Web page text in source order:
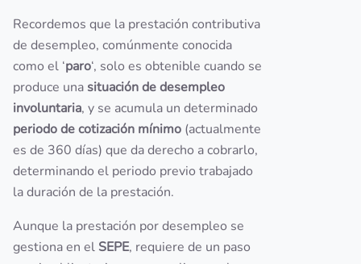
Recordemos que la prestación contributiva
de desempleo, comúnmente conocida
como el ‘paro‘, solo es obtenible cuando se
produce unasituación de desempleo
involuntaria, y se acumula un determinado
periodo de cotización mínimo (actualmente
es de 360 días) que da derecho a cobrarlo,
determinando el periodo previo trabajado
la duración de la prestación.
Aunque la prestación por desempleo se
gestiona en el SEPE, requiere de un paso